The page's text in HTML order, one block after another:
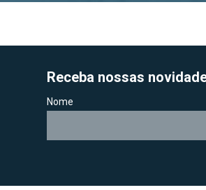
Receba nossas
Nome